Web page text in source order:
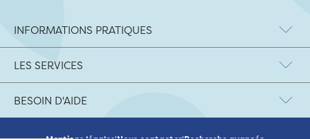
INFORMATIONS PRATIQUES
LES SERVICES
BESOIN D'AIDE